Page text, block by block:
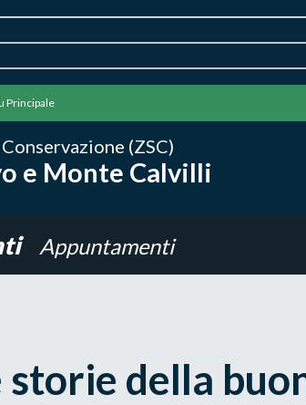
Principale
(ZSC)
e Monte Calvilli
Appuntamenti
storie della